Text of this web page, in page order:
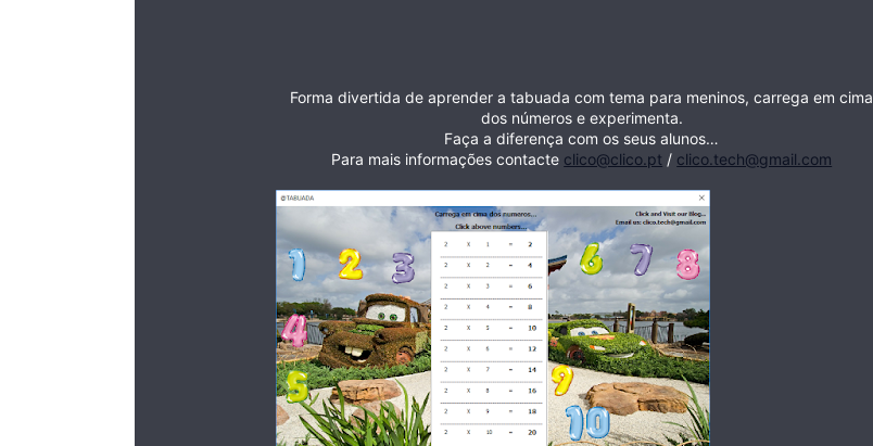
Forma divertida de aprender a tabuada com tema para meninos, carrega em cima
dos números e experimenta.
Faça a diferença com os seus alunos…
Para mais informações contacte clico@clico.pt / clico.tech@gmail.com